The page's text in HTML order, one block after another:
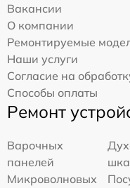
Вакансии
О компании
Ремонтируемые
Наши услуги
Согласие на
Способы оплаты
Ремонт
Варочных
панелей
Микроволновых